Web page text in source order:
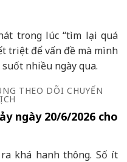
trong lúc “tìm lại quá
triệt để vấn đề mà mình
nhiều ngày qua.
THEO DÕI CHUYẾN
ngày 20/6/2026 cho
khá hanh thông. Số ít